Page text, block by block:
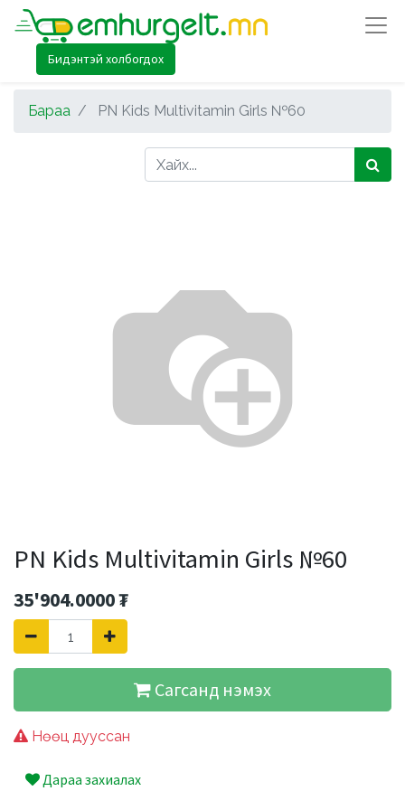
Бидэнтэй холбогдох
Бараа PN Kids Multivitamin Girls №60
PN Kids Multivitamin Girls №60
35'904.0000₮
Сагсанд нэмэх
Нөөц дууссан
Дараа захиалах